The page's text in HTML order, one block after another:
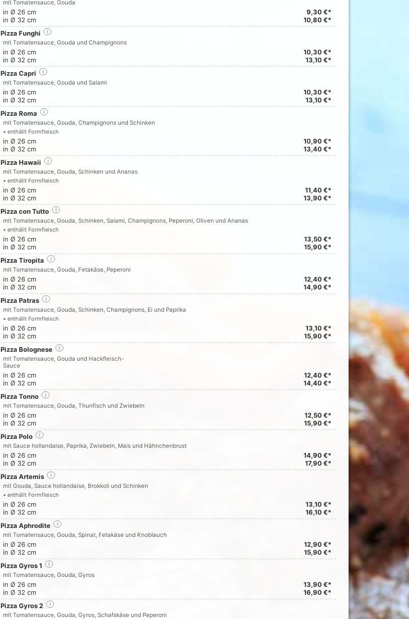
mit Tomatensauce, Gouda
in Ø 26 cm
9,30 €*
in Ø 32 cm
10,80 €*
Pizza Funghi
i
mit Tomatensauce, Gouda und Champignons
in Ø 26 cm
10,30 €*
in Ø 32 cm
13,10 €*
Pizza Capri
i
mit Tomatensauce, Gouda und Salami
in Ø 26 cm
10,30 €*
in Ø 32 cm
13,10 €*
Pizza Roma
i
mit Tomatensauce, Gouda, Champignons und Schinken
• enthällt Formfleisch
in Ø 26 cm
10,90 €*
in Ø 32 cm
13,40 €*
Pizza Hawaii
i
mit Tomatensauce, Gouda, Schinken und Ananas
• enthällt Formfleisch
in Ø 26 cm
11,40 €*
in Ø 32 cm
13,90 €*
Pizza con Tutto
i
mit Tomatensauce, Gouda, Schinken, Salami, Champignons, Peperoni, Oliven und Ananas
• enthällt Formfleisch
in Ø 26 cm
13,50 €*
in Ø 32 cm
15,90 €*
Pizza Tiropita
i
mit Tomatensauce, Gouda, Fetakäse, Peperoni
in Ø 26 cm
12,40 €*
in Ø 32 cm
14,90 €*
Pizza Patras
i
mit Tomatensauce, Gouda, Schinken, Champignons, Ei und Paprika
• enthällt Formfleisch
in Ø 26 cm
13,10 €*
in Ø 32 cm
15,90 €*
Pizza Bolognese
i
mit Tomatensauce, Gouda und Hackfleisch-
Sauce
in Ø 26 cm
12,40 €*
in Ø 32 cm
14,40 €*
Pizza Tonno
i
mit Tomatensauce, Gouda, Thunfisch und Zwiebeln
in Ø 26 cm
12,50 €*
in Ø 32 cm
15,90 €*
Pizza Polo
i
mit Sauce hollandaise, Paprika, Zwiebeln, Mais und Hähnchenbrust
in Ø 26 cm
14,90 €*
in Ø 32 cm
17,90 €*
Pizza Artemis
i
mit Gouda, Sauce hollandaise, Brokkoli und Schinken
• enthällt Formfleisch
in Ø 26 cm
13,10 €*
in Ø 32 cm
16,10 €*
Pizza Aphrodite
i
mit Tomatensauce, Gouda, Spinat, Fetakäse und Knoblauch
in Ø 26 cm
12,90 €*
in Ø 32 cm
15,90 €*
Pizza Gyros 1
i
mit Tomatensauce, Gouda, Gyros
in Ø 26 cm
13,90 €*
in Ø 32 cm
16,90 €*
Pizza Gyros 2
i
mit Tomatensauce, Gouda, Gyros, Schafskäse und Peperoni